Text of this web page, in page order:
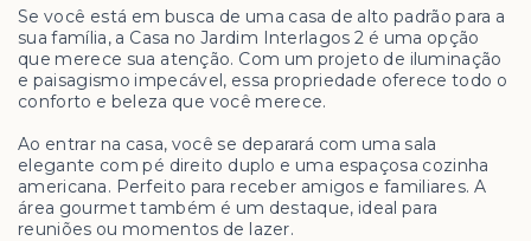
Se você está em busca de uma casa de alto padrão para a
sua família, a Casa no Jardim Interlagos 2 é uma opção
que merece sua atenção. Com um projeto de iluminação
e paisagismo impecável, essa propriedade oferece todo o
conforto e beleza que você merece.
Ao entrar na casa, você se deparará com uma sala
elegante com pé direito duplo e uma espaçosa cozinha
americana. Perfeito para receber amigos e familiares. A
área gourmet também é um destaque, ideal para
reuniões ou momentos de lazer.